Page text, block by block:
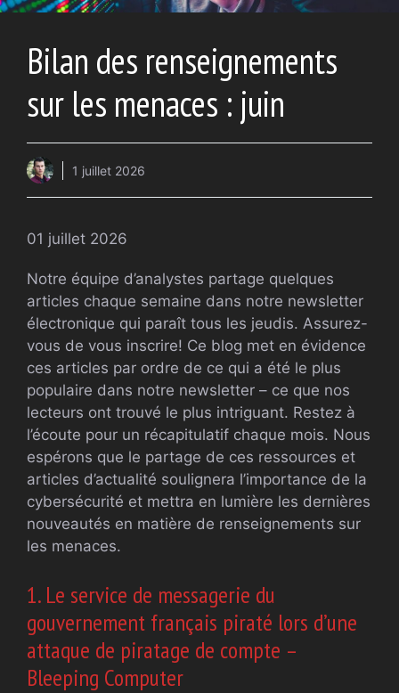
Bilan des renseignements
sur les menaces : juin
1 juillet 2026
01 juillet 2026
Notre équipe d’analystes partage quelques
articles chaque semaine dans notre newsletter
électronique qui paraît tous les jeudis. Assurez-
vous de vous inscrire! Ce blog met en évidence
ces articles par ordre de ce qui a été le plus
populaire dans notre newsletter – ce que nos
lecteurs ont trouvé le plus intriguant. Restez à
l’écoute pour un récapitulatif chaque mois. Nous
espérons que le partage de ces ressources et
articles d’actualité soulignera l’importance de la
cybersécurité et mettra en lumière les dernières
nouveautés en matière de renseignements sur
les menaces.
1. Le service de messagerie du
gouvernement français piraté lors d’une
attaque de piratage de compte –
Bleeping Computer